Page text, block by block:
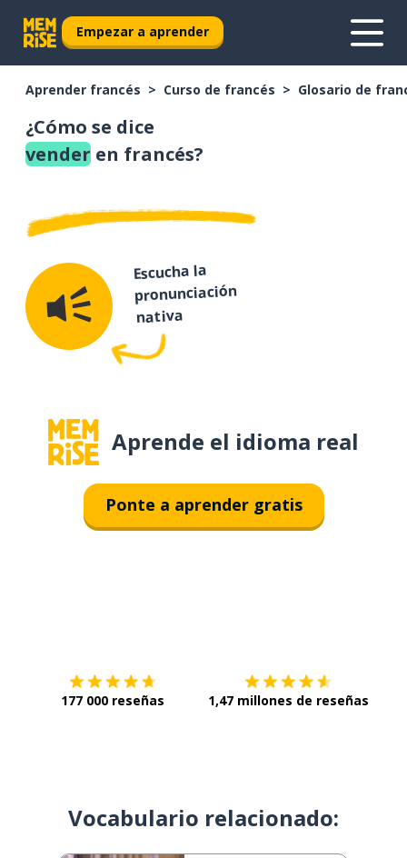
Empezar a aprender
Aprender francés Curso de francés Glosario de
¿Cómo se dice
vender en francés?
Escucha la
pronunciación
nativa
Aprende el idioma real
Ponte a aprender gratis
177 000 reseñas 1,47 millones de reseñas
Vocabulario relacionado: